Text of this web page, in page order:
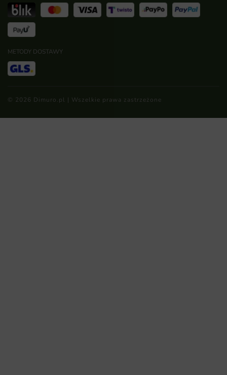
METODY DOSTAWY
© 2026 Dimuro.pl | Wszelkie prawa zastrzeżone